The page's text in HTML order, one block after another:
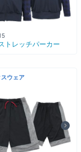
トレッチパーカー
ウェア